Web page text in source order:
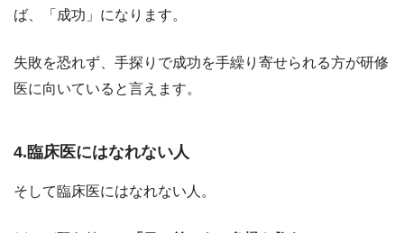
ば、「成功」になります。
失敗を恐れず、手探りで成功を手繰り寄せられる方が研修
医に向いていると言えます。
4.臨床医にはなれない人
そして臨床医にはなれない人。